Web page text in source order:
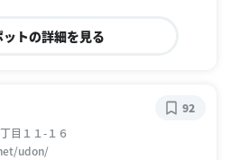
ットの詳細を見る
目１１-１６
udon/
92